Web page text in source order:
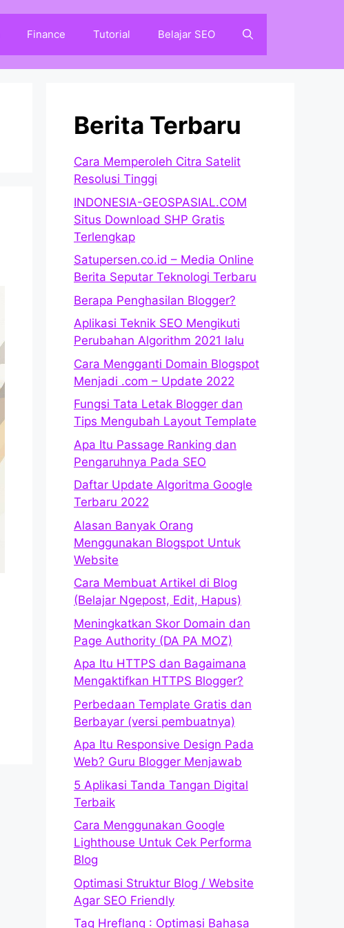
Finance Tutorial Belajar SEO
Berita Terbaru
Cara Memperoleh Citra Satelit
Resolusi Tinggi
INDONESIA-GEOSPASIAL.COM
Situs Download SHP Gratis
Terlengkap
Satupersen.co.id – Media Online
Berita Seputar Teknologi Terbaru
Berapa Penghasilan Blogger?
Aplikasi Teknik SEO Mengikuti
Perubahan Algorithm 2021 lalu
Cara Mengganti Domain Blogspot
Menjadi .com – Update 2022
Fungsi Tata Letak Blogger dan
Tips Mengubah Layout Template
Apa Itu Passage Ranking dan
Pengaruhnya Pada SEO
Daftar Update Algoritma Google
Terbaru 2022
Alasan Banyak Orang
Menggunakan Blogspot Untuk
Website
Cara Membuat Artikel di Blog
(Belajar Ngepost, Edit, Hapus)
Meningkatkan Skor Domain dan
Page Authority (DA PA MOZ)
Apa Itu HTTPS dan Bagaimana
Mengaktifkan HTTPS Blogger?
Perbedaan Template Gratis dan
Berbayar (versi pembuatnya)
Apa Itu Responsive Design Pada
Web? Guru Blogger Menjawab
5 Aplikasi Tanda Tangan Digital
Terbaik
Cara Menggunakan Google
Lighthouse Untuk Cek Performa
Blog
Optimasi Struktur Blog / Website
Agar SEO Friendly
Tag Hreflang : Optimasi Bahasa